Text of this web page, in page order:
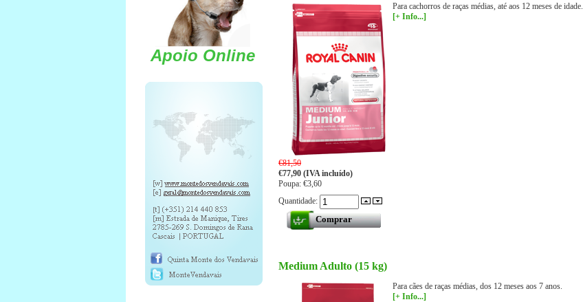
Apoio Online
Para cachorros de raças médias, até aos 12 meses de idade.
[+ Info...]
€81,50
€77,90 (IVA incluído)
Poupa: €3,60
Quantidade:
Medium Adulto (15 kg)
Para cães de raças médias, dos 12 meses aos 7 anos.
[+ Info...]